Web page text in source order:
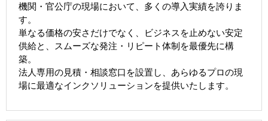
機関・官公庁の現場において、多くの導入実績を誇りま
す。
単なる価格の安さだけでなく、ビジネスを止めない安定
供給と、スムーズな発注・リピート体制を最優先に構
築。
法人専用の見積・相談窓口を設置し、あらゆるプロの現
場に最適なインクソリューションを提供いたします。